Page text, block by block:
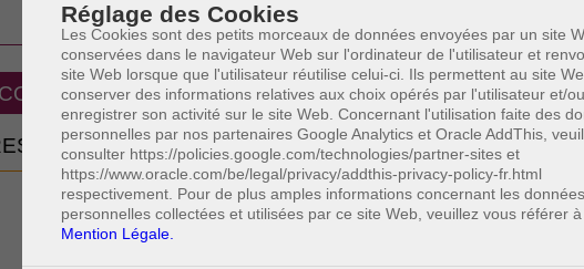
Réglage des Cookies
Les Cookies sont des petits morceaux de données envoyées par un site
conservées dans le navigateur Web sur l'ordinateur de l'utilisateur et
site Web lorsque que l'utilisateur réutilise celui-ci. Ils permettent au site
conserver des informations relatives aux choix opérés par l'utilisateur et/
enregistrer son activité sur le site Web. Concernant l'utilisation faite des
personnelles par nos partenaires Google Analytics et Oracle AddThis,
consulter https://policies.google.com/technologies/partner-sites et
https://www.oracle.com/be/legal/privacy/addthis-privacy-policy-fr.html
respectivement. Pour de plus amples informations concernant les données
personnelles collectées et utilisées par ce site Web, veuillez vous référer
Mention Légale.
CODE CIVIL
19 SEPTEMBRE 2014
CODE CIVIL - LA COPROPRIÉTÉ
*